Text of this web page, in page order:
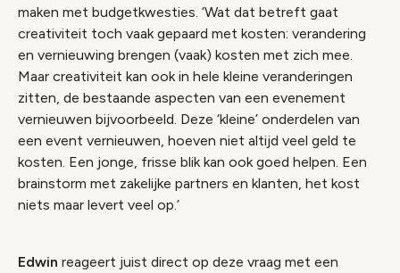
maken met budgetkwesties. ‘Wat dat betreft gaat
creativiteit toch vaak gepaard met kosten: verandering
en vernieuwing brengen (vaak) kosten met zich mee.
Maar creativiteit kan ook in hele kleine veranderingen
zitten, de bestaande aspecten van een evenement
vernieuwen bijvoorbeeld. Deze ‘kleine’ onderdelen van
een event vernieuwen, hoeven niet altijd veel geld te
kosten. Een jonge, frisse blik kan ook goed helpen. Een
brainstorm met zakelijke partners en klanten, het kost
niets maar levert veel op.’
Edwin reageert juist direct op deze vraag met een